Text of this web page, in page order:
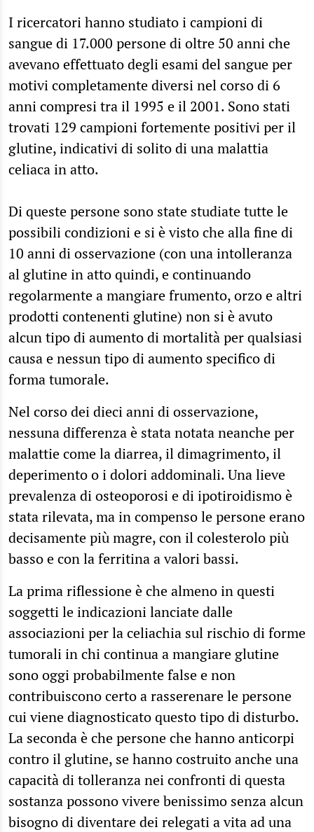
I ricercatori hanno studiato i campioni di
sangue di 17.000 persone di oltre 50 anni che
avevano effettuato degli esami del sangue per
motivi completamente diversi nel corso di 6
anni compresi tra il 1995 e il 2001. Sono stati
trovati 129 campioni fortemente positivi per il
glutine, indicativi di solito di una malattia
celiaca in atto.
Di queste persone sono state studiate tutte le
possibili condizioni e si è visto che alla fine di
10 anni di osservazione (con una intolleranza
al glutine in atto quindi, e continuando
regolarmente a mangiare frumento, orzo e altri
prodotti contenenti glutine) non si è avuto
alcun tipo di aumento di mortalità per qualsiasi
causa e nessun tipo di aumento specifico di
forma tumorale.
Nel corso dei dieci anni di osservazione,
nessuna differenza è stata notata neanche per
malattie come la diarrea, il dimagrimento, il
deperimento o i dolori addominali. Una lieve
prevalenza di osteoporosi e di ipotiroidismo è
stata rilevata, ma in compenso le persone erano
decisamente più magre, con il colesterolo più
basso e con la ferritina a valori bassi.
La prima riflessione è che almeno in questi
soggetti le indicazioni lanciate dalle
associazioni per la celiachia sul rischio di forme
tumorali in chi continua a mangiare glutine
sono oggi probabilmente false e non
contribuiscono certo a rasserenare le persone
cui viene diagnosticato questo tipo di disturbo.
La seconda è che persone che hanno anticorpi
contro il glutine, se hanno costruito anche una
capacità di tolleranza nei confronti di questa
sostanza possono vivere benissimo senza alcun
bisogno di diventare dei relegati a vita ad una